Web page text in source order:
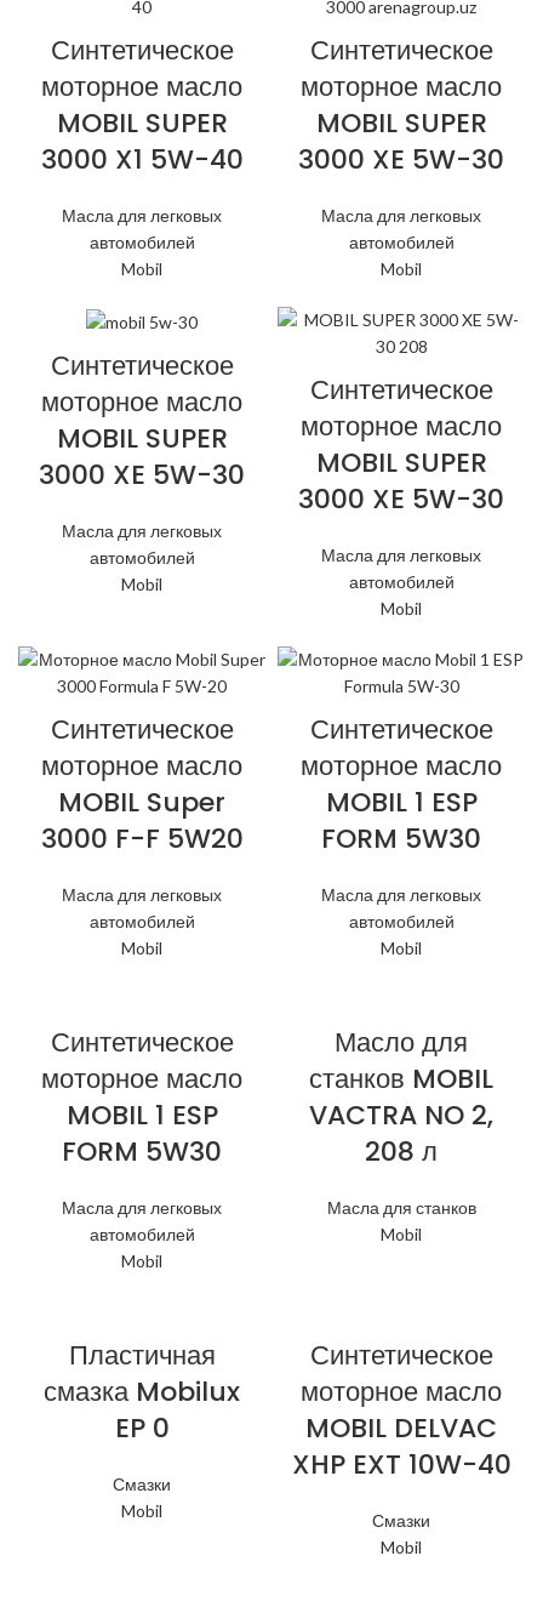
Синтетическое
моторное масло
MOBIL SUPER
3000 X1 5W-40
Масла для легковых
автомобилей
Mobil
Синтетическое
моторное масло
MOBIL SUPER
3000 XE 5W-30
Масла для легковых
автомобилей
Mobil
Синтетическое
моторное масло
MOBIL SUPER
3000 XE 5W-30
Масла для легковых
автомобилей
Mobil
Синтетическое
моторное масло
MOBIL SUPER
3000 XE 5W-30
Масла для легковых
автомобилей
Mobil
Синтетическое
моторное масло
MOBIL Super
3000 F-F 5W20
Масла для легковых
автомобилей
Mobil
Синтетическое
моторное масло
MOBIL 1 ESP
FORM 5W30
Масла для легковых
автомобилей
Mobil
Синтетическое
моторное масло
MOBIL 1 ESP
FORM 5W30
Масла для легковых
автомобилей
Mobil
Масло для
станков MOBIL
VACTRA NO 2,
208 л
Масла для станков
Mobil
Пластичная
смазка Mobilux
EP 0
Смазки
Mobil
Синтетическое
моторное масло
MOBIL DELVAC
XHP EXT 10W-40
Смазки
Mobil